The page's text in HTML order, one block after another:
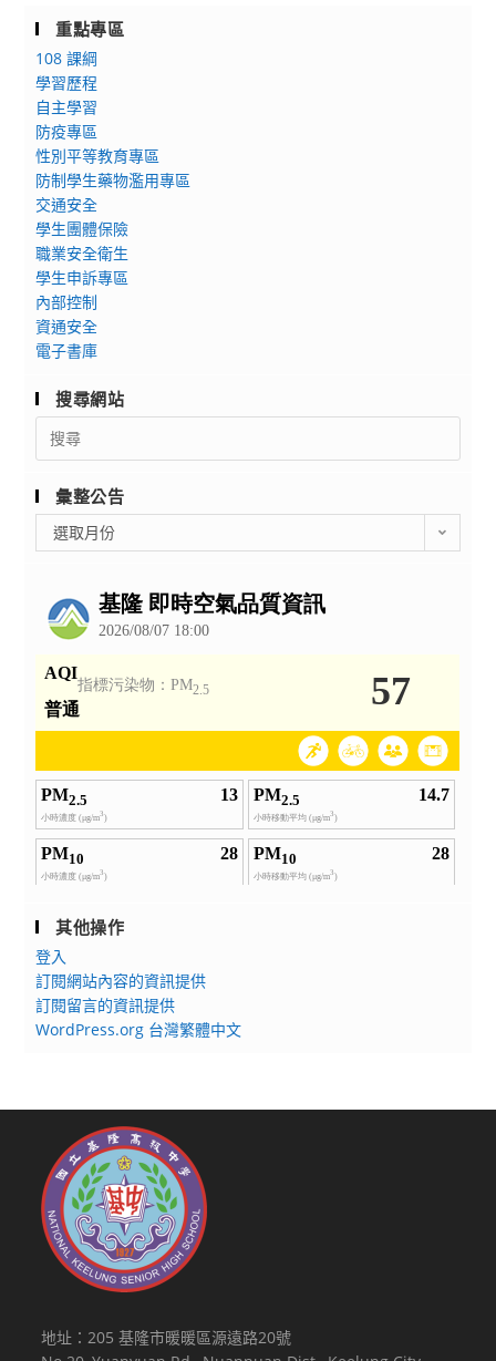
重點專區
108 課綱
學習歷程
自主學習
防疫專區
性別平等教育專區
防制學生藥物濫用專區
交通安全
學生團體保險
職業安全衛生
學生申訴專區
內部控制
資通安全
電子書庫
搜尋網站
Search
for:
彙整公告
整
選取月份
其他操作
登入
訂閱網站內容的資訊提供
訂閱留言的資訊提供
WordPress.org 台灣繁體中文
地址：205 基隆市暖暖區源遠路20號